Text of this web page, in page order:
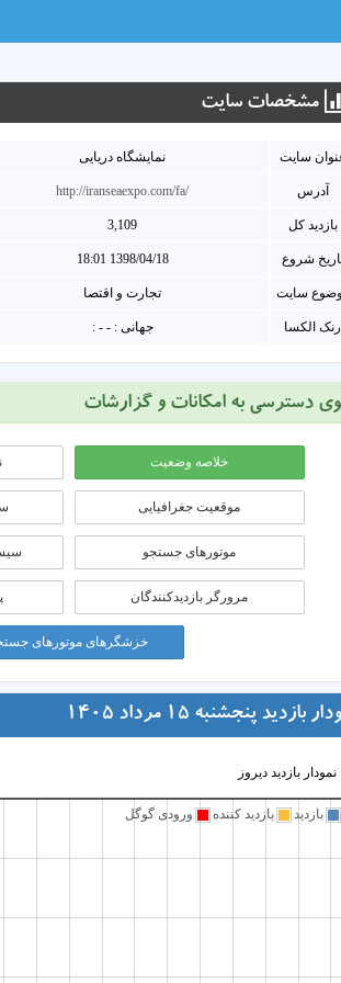
مشخصات سايت
سايت نمایشگاه دریایی
آدرس http://iranseaexpo.com/fa/
بازدید کل 3,109
شروع 1398/04/18 18:01
سایت تجارت و اقتصا
رنک الکسا جهانی : - - :
دسترسی به امکانات و گزارشات
خلاصه وضعیت
موقعيت جغرافيايی
موتورهای جستجو
مرورگر بازدیدکنندگان
خزشگرهای موتورهای
بازدید پنجشنبه 15 مرداد 1405
نمودار بازدید دیروز
بازدید
بازدید کننده ورودی گوگل